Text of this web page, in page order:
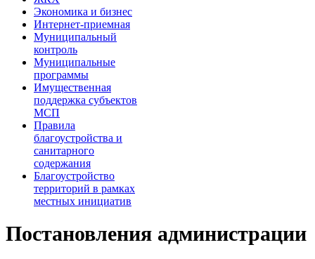
Экономика и бизнес
Интернет-приемная
Муниципальный
контроль
Муниципальные
программы
Имущественная
поддержка субъектов
МСП
Правила
благоустройства и
санитарного
содержания
Благоустройство
территорий в рамках
местных инициатив
Постановления администрации